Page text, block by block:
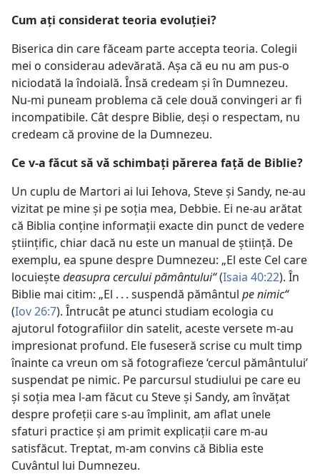
Cum aţi considerat teoria evoluţiei?
Biserica din care făceam parte accepta teoria. Colegii
mei o considerau adevărată. Aşa că eu nu am pus-o
niciodată la îndoială. Însă credeam şi în Dumnezeu.
Nu-mi puneam problema că cele două convingeri ar fi
incompatibile. Cât despre Biblie, deşi o respectam, nu
credeam că provine de la Dumnezeu.
Ce v-a făcut să vă schimbaţi părerea faţă de Biblie?
Un cuplu de Martori ai lui Iehova, Steve şi Sandy, ne-au
vizitat pe mine şi pe soţia mea, Debbie. Ei ne-au arătat
că Biblia conţine informaţii exacte din punct de vedere
ştiinţific, chiar dacă nu este un manual de ştiinţă. De
exemplu, ea spune despre Dumnezeu: „El este Cel care
locuieştedeasupra cercului pământului“(Isaia 40:22). În
Biblie mai citim: „El . . . suspendă pământul pe nimic“
(Iov 26:7). Întrucât pe atunci studiam ecologia cu
ajutorul fotografiilor din satelit, aceste versete m-au
impresionat profund. Ele fuseseră scrise cu mult timp
înainte ca vreun om să fotografieze ‘cercul pământului’
suspendat pe nimic. Pe parcursul studiului pe care eu
şi soţia mea l-am făcut cu Steve şi Sandy, am învăţat
despre profeţii care s-au împlinit, am aflat unele
sfaturi practice şi am primit explicaţii care m-au
satisfăcut. Treptat, m-am convins că Biblia este
Cuvântul lui Dumnezeu.